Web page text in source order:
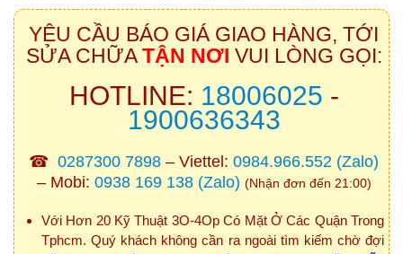
YÊU CẦU BÁO GIÁ GIAO HÀNG, TỚI
SỬA CHỮATẬN NƠI VUI LÒNG GỌI:
HOTLINE: 18006025 -
1900636343
☎ 0287300 7898 – Viettel: 0984.966.552 (Zalo)
– Mobi: 0938 169 138 (Zalo) (Nhận đơn đến 21:00)
Với Hơn 20 Kỹ Thuật 3O-4Op Có Mặt Ở Các Quận Trong
Tphcm. Quý khách không cần ra ngoài tìm kiếm chờ đợi